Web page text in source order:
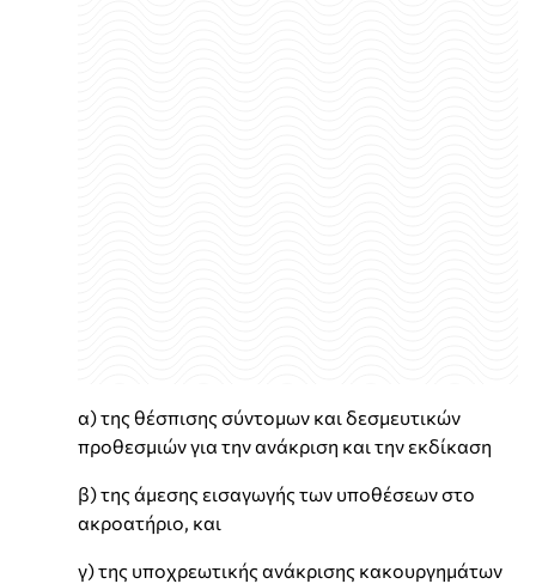
α) της θέσπισης σύντομων και δεσμευτικών
προθεσμιών για την ανάκριση και την εκδίκαση
β) της άμεσης εισαγωγής των υποθέσεων στο
ακροατήριο, και
γ) της υποχρεωτικής ανάκρισης κακουργημάτων